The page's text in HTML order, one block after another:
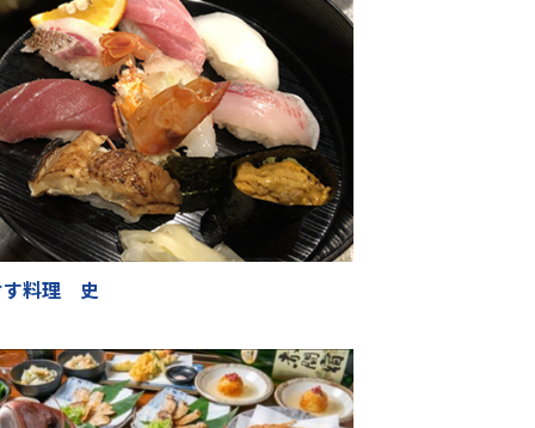
す料理 史